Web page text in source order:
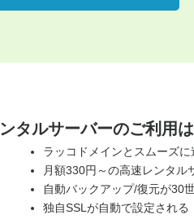
タルサーバーのご利用は
ラッコドメインとスムーズ
月額330円～の高速レンタル
自動バックアップ/復元が30
独自SSLが自動で設定される